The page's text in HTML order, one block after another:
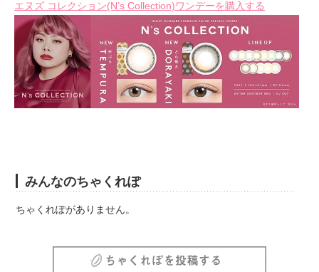
エヌズ コレクション(N’s Collection)ワンデーを購入する
みんなのちゃくれぽ
ちゃくれぽがありません。